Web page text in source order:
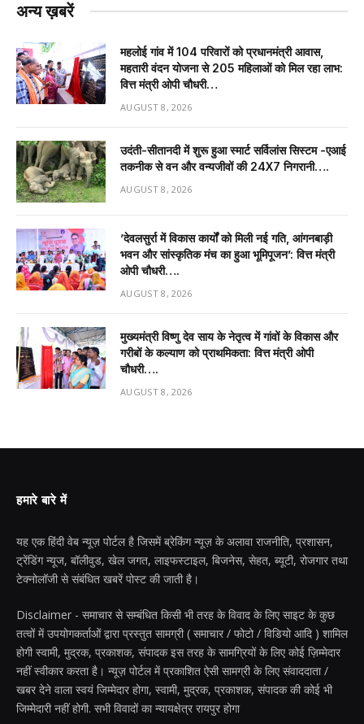
अन्य ख़बरें
महलोई गांव में 104 परिवारों को प्रधानमंत्री आवास,
महतारी वंदन योजना से 205 महिलाओं को मिल रहा लाभ:
वित्त मंत्री ओपी चौधरी…
AUGUST 8, 2026
उदंती-सीतानदी में शुरू हुआ स्मार्ट सर्विलांस सिस्टम -एआई
तकनीक से वन और वन्यजीवों की 24X7 निगरानी….
AUGUST 8, 2026
’देवलसुर्रा में विकास कार्यों को मिली नई गति, आंगनबाड़ी
भवन और सांस्कृतिक मंच का हुआ भूमिपूजन’: वित्त मंत्री
ओपी चौधरी….
AUGUST 8, 2026
मुख्यमंत्री विष्णु देव साय के नेतृत्व में गांवों के विकास और
गरीबों के कल्याण को प्राथमिकता: वित्त मंत्री ओपी
चौधरी….
AUGUST 8, 2026
हमारे बारे में
यह एक हिंदी वेब न्यूज़ पोर्टल है जिसमें ब्रेकिंग न्यूज़ के अलावा राजनीति, प्रशासन,
ट्रेंडिंग न्यूज, बॉलीवुड, खेल जगत, लाइफस्टाइल, बिजनेस, सेहत, ब्यूटी, रोजगार तथा
टेक्नोलॉजी से संबंधित खबरें पोस्ट की जाती है।
Disclaimer - समाचार से सम्बंधित किसी भी तरह के विवाद के लिए साइट के कुछ
तत्वों में उपयोगकर्ताओं द्वारा प्रस्तुत सामग्री ( समाचार / फोटो / विडियो आदि ) शामिल
होगी स्वामी, मुद्रक, प्रकाशक, संपादक इस तरह के सामग्रियों के लिए कोई ज़िम्मेदार
नहीं स्वीकार करता है। न्यूज़ पोर्टल में प्रकाशित ऐसी सामग्री के लिए संवाददाता /
खबर देने वाला स्वयं जिम्मेदार होगा, स्वामी, मुद्रक, प्रकाशक, संपादक की कोई भी
जिम्मेदारी नहीं होगी. सभी विवादों का न्यायक्षेत्र रायपुर होगा